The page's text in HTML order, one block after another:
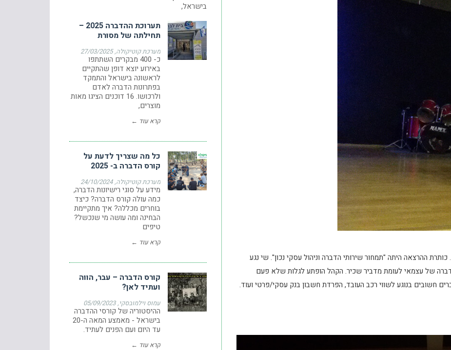
ההרצאה היתה "תמחור שירותי הדברה וניהול עסקי נכון". שי נגע
של עצמאי לעומת מדביר שכיר. הקהל הופתע לגלות שלא פעם
חשובים בנוגע לשווי רכב העובד, הפרדת חשבון בנק עסקי/פרטי ועוד.
בישראל,
תערוכת ההדברה 2025 –
תחילתה של מסורת
מערכת קוטיקולה 27/03/2025
כ- 400 מבקרים השתתפו
באירוע יוצא דופן שהתקיים
לראשונה בישראל והתמקד
בפתרונות הדברה לאדם
ולרכושו. 16 דוכנים הציגו מאות
מוצרים,
קרא עוד ←
כל מה שצריך לדעת על
קורס הדברה ב- 2025
מערכת קוטיקולה 24/10/2024
מידע על סוגי רישיונות הדברה,
כמה עולה קורס הדברה? כיצד
בוחרים מכללה? איך מתקיימת
הבחינה ומה עושה מי שנכשל?
טיפים
קרא עוד ←
קורס הדברה – עבר, הווה
ועתיד לאן?
עמוס וילמובסקי 05/09/2023
ההיסטוריה של קורסי ההדברה
בישראל - מאמצע המאה ה-20
עד היום ועם הפנים לעתיד.
קרא עוד ←